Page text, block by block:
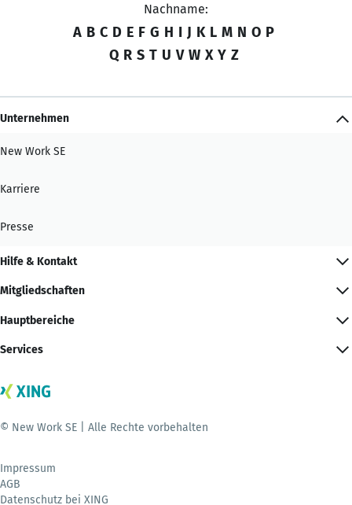
Nachname:
A B C D E F G H I J K L M N O P
Q R S T U V W X Y Z
Unternehmen
New Work SE
Karriere
Presse
Hilfe & Kontakt
Mitgliedschaften
Hauptbereiche
Services
© New Work SE | Alle Rechte vorbehalten
Impressum
AGB
Datenschutz bei XING